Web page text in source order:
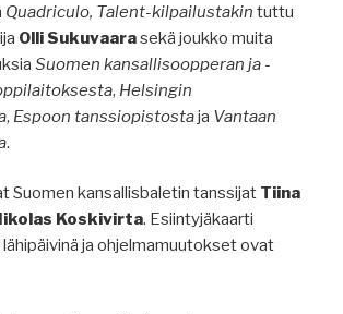
Quadriculo, Talent-kilpailustakin tuttu
Olli Sukuvaarasekä joukko muita
Suomen kansallisoopperan ja -
, Helsingin
, Espoon tanssiopistostaja Vantaan
.
Suomen kansallisbaletin tanssijat Tiina
Koskivirta. Esiintyjäkaarti
ja ohjelmamuutokset ovat